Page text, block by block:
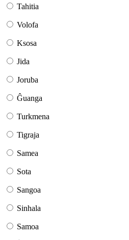
Tahitia
Volofa
Ksosa
Jida
Joruba
Ĝuanga
Turkmena
Tigraja
Samea
Sota
Sangoa
Sinhala
Samoa